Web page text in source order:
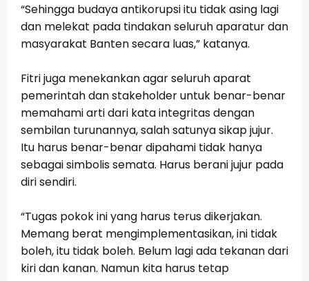
“Sehingga budaya antikorupsi itu tidak asing lagi
dan melekat pada tindakan seluruh aparatur dan
masyarakat Banten secara luas,” katanya.
Fitri juga menekankan agar seluruh aparat
pemerintah dan stakeholder untuk benar-benar
memahami arti dari kata integritas dengan
sembilan turunannya, salah satunya sikap jujur.
Itu harus benar-benar dipahami tidak hanya
sebagai simbolis semata. Harus berani jujur pada
diri sendiri.
“Tugas pokok ini yang harus terus dikerjakan.
Memang berat mengimplementasikan, ini tidak
boleh, itu tidak boleh. Belum lagi ada tekanan dari
kiri dan kanan. Namun kita harus tetap